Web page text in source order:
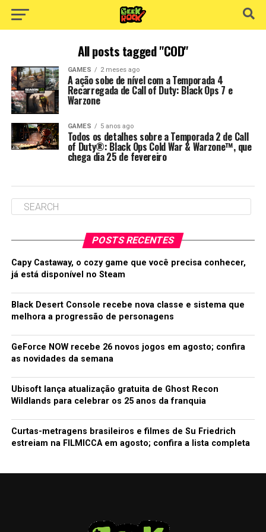
All posts tagged "COD"
GAMES 2 meses ago
A ação sobe de nível com a Temporada 4
Recarregada de Call of Duty: Black Ops 7 e
Warzone
GAMES 5 anos ago
Todos os detalhes sobre a Temporada 2 de Call
of Duty®: Black Ops Cold War & Warzone™, que
chega dia 25 de fevereiro
POSTS RECENTES
Capy Castaway, o cozy game que você precisa conhecer,
já está disponível no Steam
Black Desert Console recebe nova classe e sistema que
melhora a progressão de personagens
GeForce NOW recebe 26 novos jogos em agosto; confira
as novidades da semana
Ubisoft lança atualização gratuita de Ghost Recon
Wildlands para celebrar os 25 anos da franquia
Curtas-metragens brasileiros e filmes de Su Friedrich
estreiam na FILMICCA em agosto; confira a lista completa